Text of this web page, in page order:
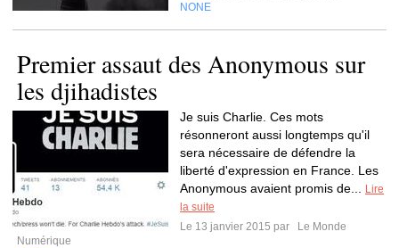
NONE
Premier assaut des Anonymous sur
les djihadistes
Je suis Charlie. Ces mots
résonneront aussi longtemps qu'il
sera nécessaire de défendre la
liberté d'expression en France. Les
Anonymous avaient promis de...
Lire
la suite
Le 13 janvier 2015 par
Le Monde
Numérique